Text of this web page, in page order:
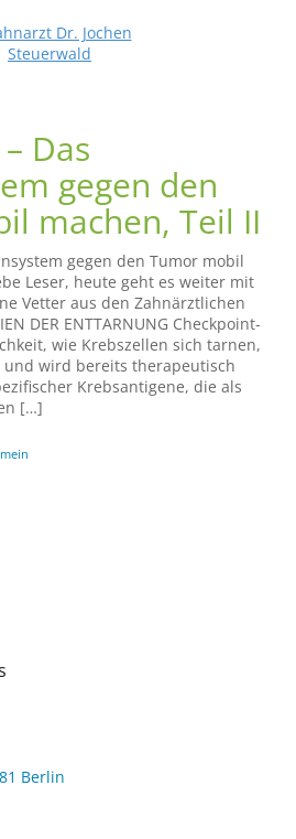
Das
gegen den
machen, Teil II
gegen den Tumor mobil
Leser, heute geht es weiter mit
Vetter aus den Zahnärztlichen
DER ENTTARNUNG Checkpoint-
wie Krebszellen sich tarnen,
wird bereits therapeutisch
Krebsantigene, die als
[…]
Berlin